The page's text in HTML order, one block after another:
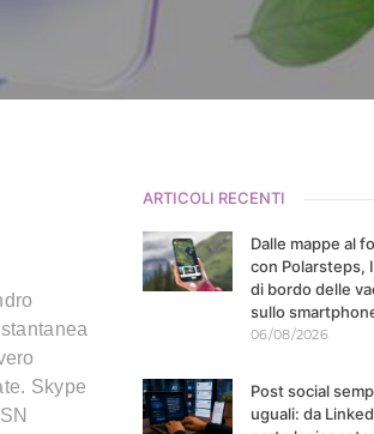
Skype
ARTICOLI RECENTI
Dalle mappe al
con Polarsteps,
di bordo delle
sullo
06/08/2026
Post social
uguali: da